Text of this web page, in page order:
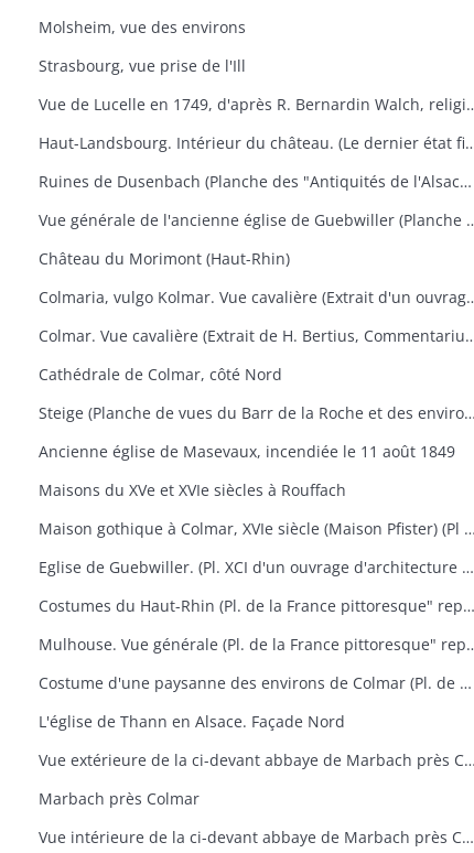
Molsheim, vue des environs
Strasbourg, vue prise de l'Ill
Vue de Lucelle en 1749,
Haut-Landsbourg. Intérieur du château. (Le dernier
Ruines de Dusenbach (Planche des "Antiquités de l'Alsace" de Golbéry, n° 5
Vue générale de l'ancienne église de
Château du Morimont (Haut-Rhin)
Colmaria, vulgo Kolmar. Vue cavalière (Extrait d'un
Colmar. Vue cavalière (Extrait de H. Bertius,
Cathédrale de Colmar, côté Nord
Steige (Planche de vues du Barr de la Roche et des environs)
Ancienne église de Masevaux, incendiée le 11 août 1849
Maisons du XVe et XVIe siècles à Rouffach
Maison gothique à Colmar, XVIe siècle (Maison Pfister) (Pl XCV d'un ouvrage d'architecture représentant aussi le portail des chartreux à Dijon, la chapelle de Pagny-le-Château et le manoir St-Ouen près Château Gontier
Eglise de Guebwiller. (Pl. XCI d'un ouvrage d'architecture représentant aussi l'église de Rosheim)
Costumes du Haut-Rhin (Pl. de la France pittoresque" représentant aussi Ferrette, vue générale de la ville et du château)
Mulhouse. Vue générale (Pl. de la France
Costume d'une paysanne des environs de Colmar (Pl. de Costumes de divers pays" n° 51) + 1 photographie
L'église de Thann en Alsace. Façade Nord
Vue extérieure de la ci-devant abbaye de Marbach près Colmar
Marbach près Colmar
Vue intérieure de la ci-devant abbaye de Marbach près Colmar